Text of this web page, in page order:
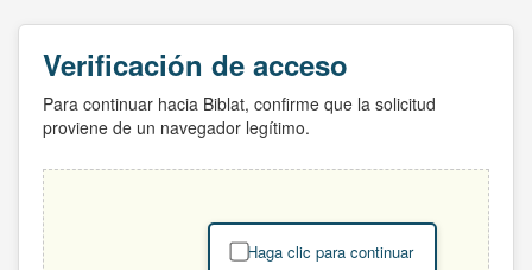
Verificación de acceso
Para continuar hacia Biblat, confirme que la solicitud
proviene de un navegador legítimo.
Haga clic para continuar